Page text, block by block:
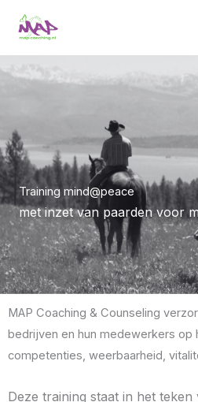
naar
inhoud
Training mind@peace
met inzet van paarden voor
MAP Coaching & Counseling
bedrijven en hun medewerkers op
competenties, weerbaarheid,
Deze training staat in het